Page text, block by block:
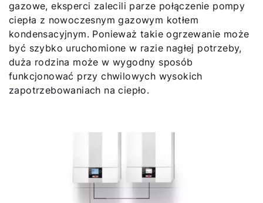
gazowe, eksperci zalecili parze połączenie pompy
ciepła z nowoczesnym gazowym kotłem
kondensacyjnym. Ponieważ takie ogrzewanie może
być szybko uruchomione w razie nagłej potrzeby,
duża rodzina może w wygodny sposób
funkcjonować przy chwilowych wysokich
zapotrzebowaniach na ciepło.
Kontakt